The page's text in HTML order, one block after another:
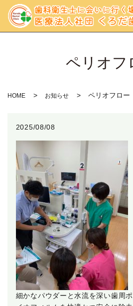
ペリオフ
HOME お知らせ ペリオフロー
2025/08/08
細かなパウダーと水流を深い歯周